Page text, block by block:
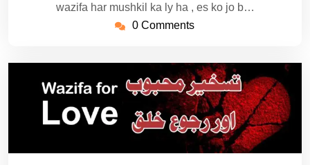
wazifa har mushkil ka ly ha , es ko jo b…
0 Comments